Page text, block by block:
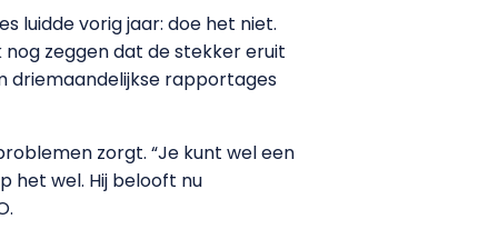
luidde vorig jaar: doe het niet.
zeggen dat de stekker eruit
driemaandelijkse rapportages
zorgt. “Je kunt wel een
het wel. Hij belooft nu